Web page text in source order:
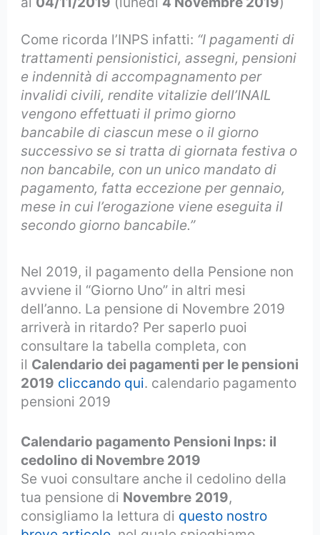
Come ricorda l’INPS infatti: “I pagamenti di
trattamenti pensionistici, assegni, pensioni
e indennità di accompagnamento per
invalidi civili, rendite vitalizie dell’INAIL
vengono effettuati il primo giorno
bancabile di ciascun mese o il giorno
successivo se si tratta di giornata festiva o
non bancabile, con un unico mandato di
pagamento, fatta eccezione per gennaio,
mese in cui l’erogazione viene eseguita il
secondo giorno bancabile.”
Nel 2019, il pagamento della Pensione non
avviene il “Giorno Uno” in altri mesi
dell’anno. La pensione di Novembre 2019
arriverà in ritardo? Per saperlo puoi
consultare la tabella completa, con
il Calendario dei pagamenti per le pensioni
2019 cliccando qui. calendario pagamento
pensioni 2019
Calendario pagamento Pensioni Inps: il
cedolino di Novembre 2019
Se vuoi consultare anche il cedolino della
tua pensione di Novembre 2019,
consigliamo la lettura di questo nostro